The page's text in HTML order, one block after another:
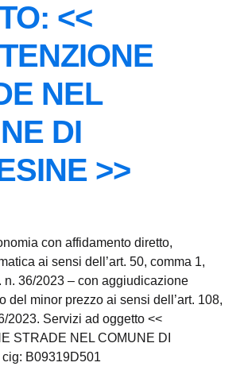
<<
NEL
DI
>>
con affidamento diretto,
ai sensi dell’art. 50, comma 1,
n. 36/2023 – con aggiudicazione
del minor prezzo ai sensi dell’art. 108,
2023. Servizi ad oggetto <<
STRADE NEL COMUNE DI
B09319D501